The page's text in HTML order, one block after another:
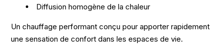
Diffusion homogène de la chaleur
Un chauffage performant conçu pour apporter rapidement
une sensation de confort dans les espaces de vie.